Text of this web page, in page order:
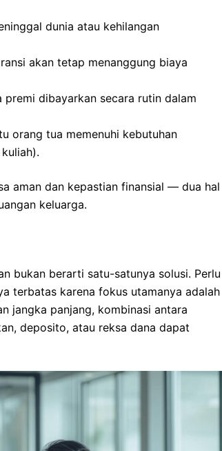
dunia atau kehilangan
akan tetap menanggung biaya
premi dibayarkan secara rutin dalam
orang tua memenuhi kebutuhan
aman dan kepastian finansial — dua hal
keluarga.
bukan berarti satu-satunya solusi. Perlu
terbatas karena fokus utamanya adalah
jangka panjang, kombinasi antara
deposito, atau reksa dana dapat